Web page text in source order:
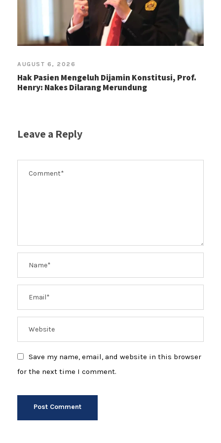
AUGUST 6, 2026
Hak Pasien Mengeluh Dijamin Konstitusi, Prof.
Henry: Nakes Dilarang Merundung
Leave a Reply
Save my name, email, and website in this browser
for the next time I comment.